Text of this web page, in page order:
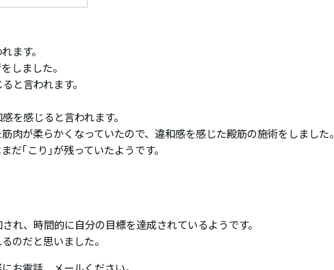
ます。
しました。
と言われます。
を感じると言われます。
肉が柔らかくなっていたので、違和感を感じた殿筋の施術をしました。
だ｢こり｣が残っていたようです。
れ、時間的に自分の目標を達成されているようです。
のだと思いました。